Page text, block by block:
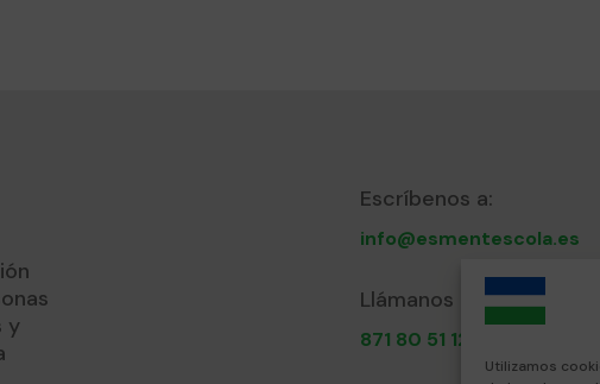
Utilizamos
y
Escríbenos a:
info@esmentescola.es
Llámanos al:
871 80 51 12